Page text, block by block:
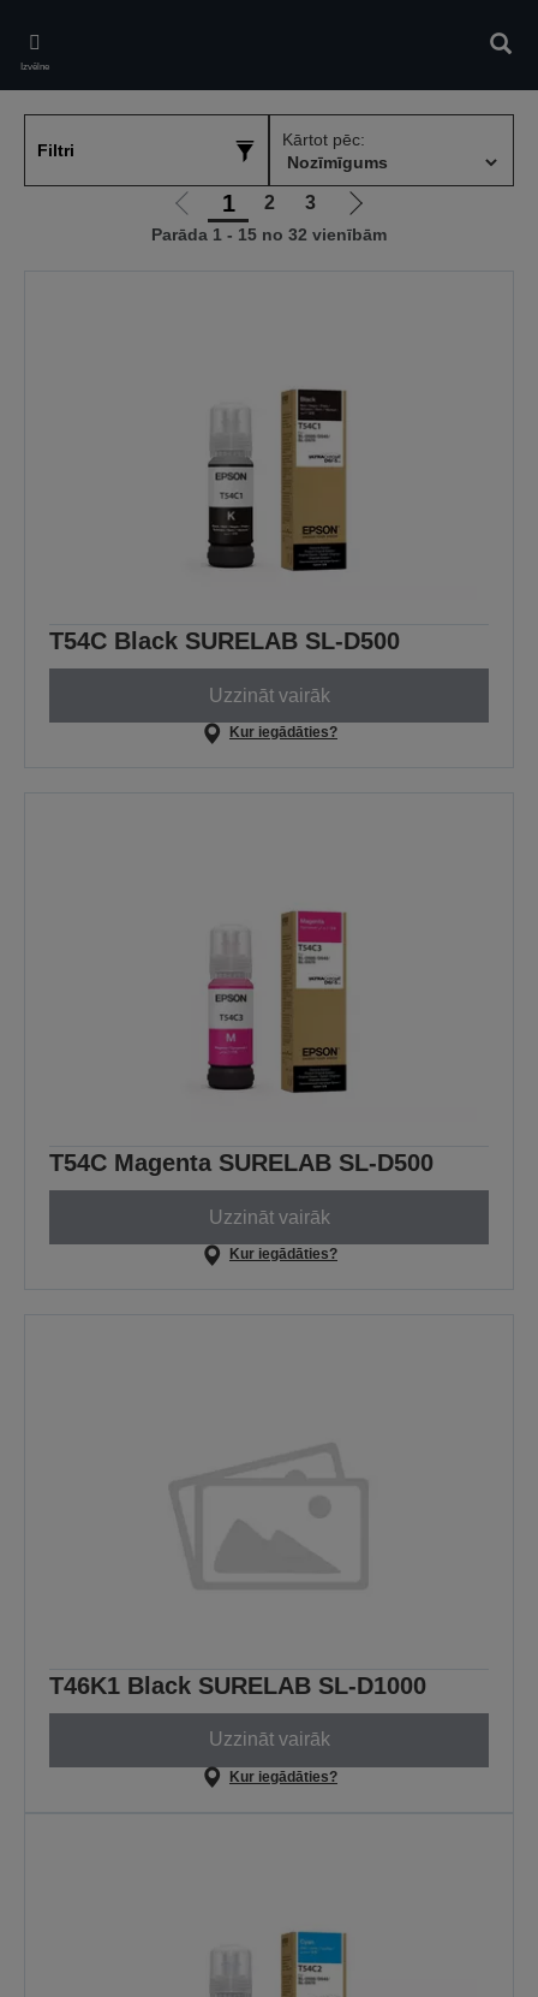
main
content
Izvēlne
Filtri
Kārtot pēc:
Iet
uz
1 2 3
Iet
uz
Parāda 1 - 15 no 32 vienībām
T54C Black SURELAB SL-D500
Uzzināt vairāk
Kur iegādāties?
T54C Magenta SURELAB SL-D500
Uzzināt vairāk
Kur iegādāties?
T46K1 Black SURELAB SL-D1000
Uzzināt vairāk
Kur iegādāties?